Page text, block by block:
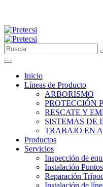
Inicio
Líneas de Producto
ARBORISMO
PROTECCIÓN
RESCATE Y
SISTEMAS DE
TRABAJO EN
Productos
Servicios
Inspección de
Instalación
Reparación